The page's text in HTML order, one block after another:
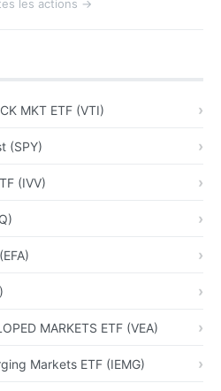
les actions →
MKT ETF (VTI)
(SPY)
(IVV)
MARKETS ETF (VEA)
Markets ETF (IEMG)